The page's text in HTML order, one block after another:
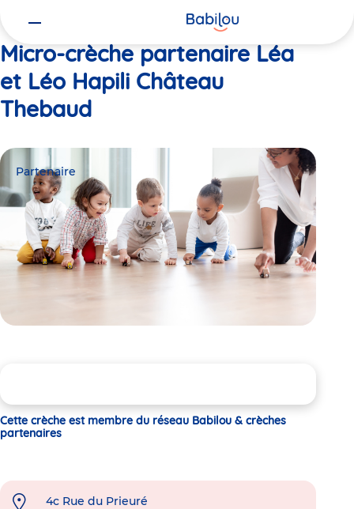
Micro-crèche partenaire Léa
et Léo Hapili Château
Thebaud
Partenaire
Cette crèche est membre du réseau Babilou & crèches
partenaires
4c Rue du Prieuré